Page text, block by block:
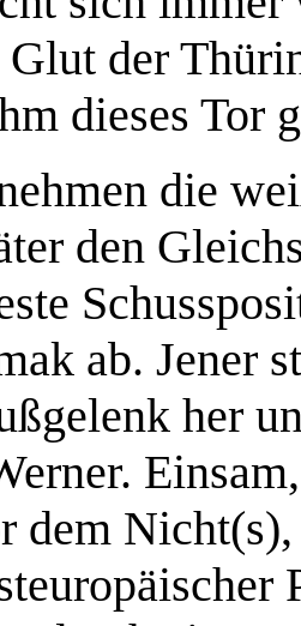
der
dieses Tor
die
den
ab. Jener
her
dem Nicht(s),